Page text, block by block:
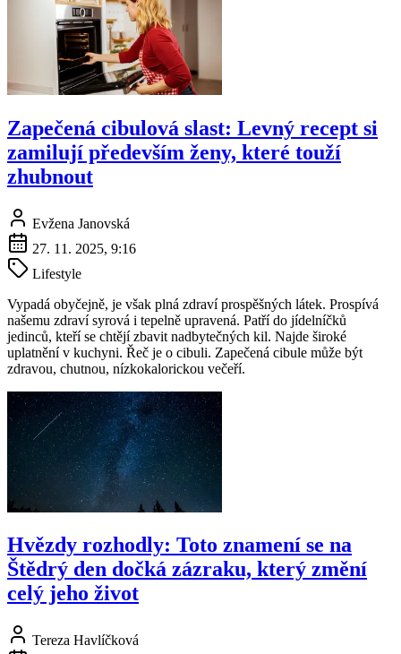
Zapečená cibulová slast: Levný recept si
zamilují především ženy, které touží
zhubnout
Evžena Janovská
27. 11. 2025, 9:16
Lifestyle
Vypadá obyčejně, je však plná zdraví prospěšných látek. Prospívá
našemu zdraví syrová i tepelně upravená. Patří do jídelníčků
jedinců, kteří se chtějí zbavit nadbytečných kil. Najde široké
uplatnění v kuchyni. Řeč je o cibuli. Zapečená cibule může být
zdravou, chutnou, nízkokalorickou večeří.
Hvězdy rozhodly: Toto znamení se na
Štědrý den dočká zázraku, který změní
celý jeho život
Tereza Havlíčková